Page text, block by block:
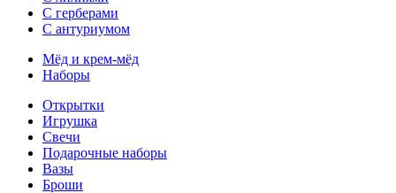
С герберами
С антуриумом
Мёд и крем-мёд
Наборы
Открытки
Игрушка
Свечи
Подарочные наборы
Вазы
Броши